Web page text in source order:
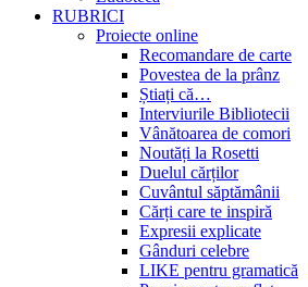
RUBRICI
Proiecte online
Recomandare de carte
Povestea de la prânz
Știați că…
Interviurile Bibliotecii
Vânătoarea de comori
Noutăți la Rosetti
Duelul cărților
Cuvântul săptămânii
Cărți care te inspiră
Expresii explicate
Gânduri celebre
LIKE pentru gramatică